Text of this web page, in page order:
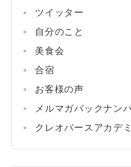
ツイッター
自分のこと
美食会
合宿
お客様の声
メルマガバックナン
クレオバースアカデ